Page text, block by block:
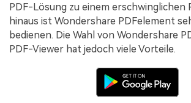
PDF-Lösung zu einem erschwinglichen
hinaus ist Wondershare PDFelement
bedienen. Die Wahl von Wondershare
PDF-Viewer hat jedoch viele Vorteile.